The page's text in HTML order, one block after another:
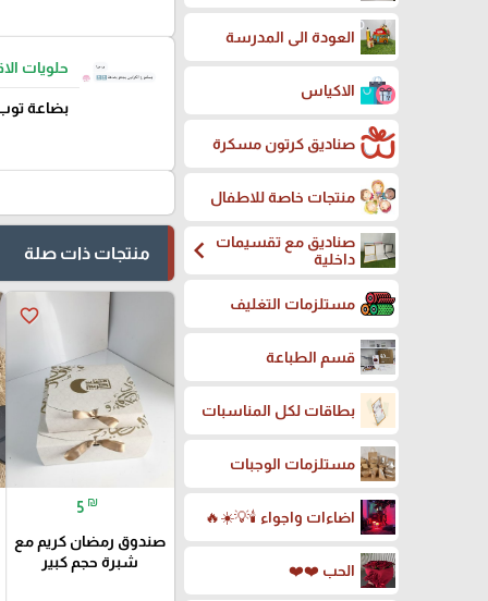
العودة الى المدرسة
الاكياس
صناديق كرتون مسكرة
منتجات خاصة للاطفال
صناديق مع تقسيمات
داخلية
chevron_left
مستلزمات التغليف
قسم الطباعة
بطاقات لكل المناسبات
مستلزمات الوجبات
اضاءات واجواء 🕯️💡☀️🔥
الحب ❤️❤️
حلويات
بضاعة
منتجات ذات صلة
favorite_border
5 ₪
صندوق رمضان كريم مع
شبرة حجم كبير